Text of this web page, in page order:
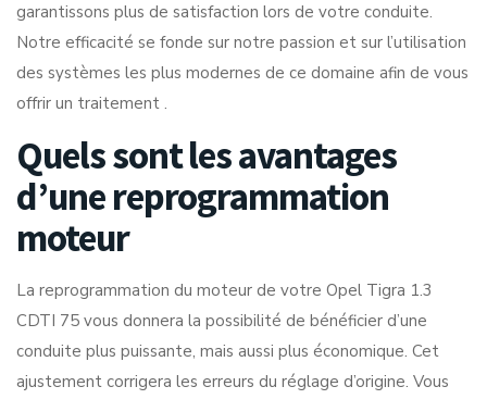
garantissons plus de satisfaction lors de votre conduite.
Notre efficacité se fonde sur notre passion et sur l’utilisation
des systèmes les plus modernes de ce domaine afin de vous
offrir un traitement .
Quels sont les avantages
d’une reprogrammation
moteur
La reprogrammation du moteur de votre Opel Tigra 1.3
CDTI 75 vous donnera la possibilité de bénéficier d’une
conduite plus puissante, mais aussi plus économique. Cet
ajustement corrigera les erreurs du réglage d’origine. Vous